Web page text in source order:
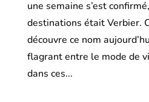
une semaine s’est
destinations était Verbier.
découvre ce nom
flagrant entre le mode de
dans ces...